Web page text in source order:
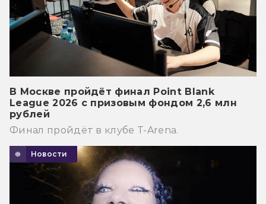
В Москве пройдёт финал Point Blank
League 2026 с призовым фондом 2,6 млн
рублей
Финал пройдёт в клубе T-Arena.
Новости